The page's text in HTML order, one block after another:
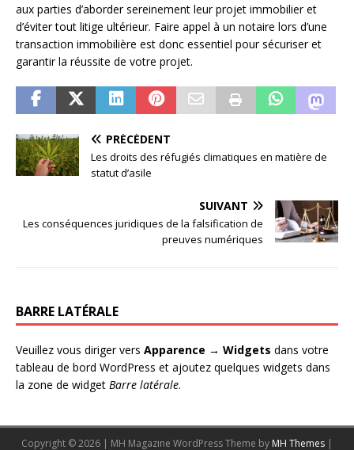
aux parties d’aborder sereinement leur projet immobilier et
d’éviter tout litige ultérieur. Faire appel à un notaire lors d’une
transaction immobilière est donc essentiel pour sécuriser et
garantir la réussite de votre projet.
PRÉCÉDENT
Les droits des réfugiés climatiques en matière de
statut d’asile
SUIVANT
Les conséquences juridiques de la falsification de
preuves numériques
BARRE LATÉRALE
Veuillez vous diriger vers Apparence → Widgets dans votre
tableau de bord WordPress et ajoutez quelques widgets dans
la zone de widget Barre latérale.
Copyright © 2026 | MH Magazine WordPress Theme by MH Themes |